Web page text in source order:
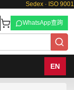
Sedex · ISO 9001
WhatsApp查詢
EN